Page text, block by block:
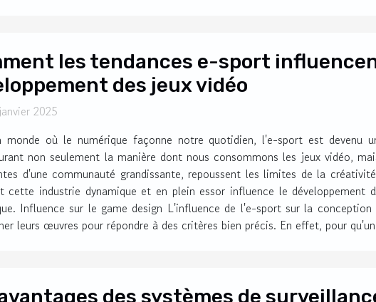
les tendances e-sport
des jeux vidéo
2025
monde où le numérique façonne notre quotidien, l'e-sport est devenu
non seulement la manière dont nous consommons les jeux vidéo,
d'une communauté grandissante, repoussent les limites de la
industrie dynamique et en plein essor influence le développement
Influence sur le game design L'influence de l'e-sport sur la
leurs œuvres pour répondre à des critères bien précis. En effet, pour
des systèmes de